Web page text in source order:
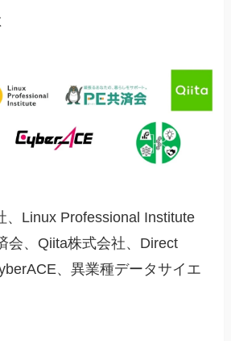
、Linux Professional Institute
会、Qiita株式会社、Direct
、異業種データサイエ